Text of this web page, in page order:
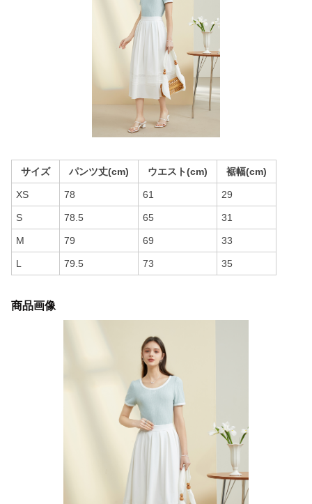
サイズ パンツ丈(cm) ウエスト(cm) 裾幅(cm)
XS 78 61 29
S 78.5 65 31
M 79 69 33
L 79.5 73 35
商品画像